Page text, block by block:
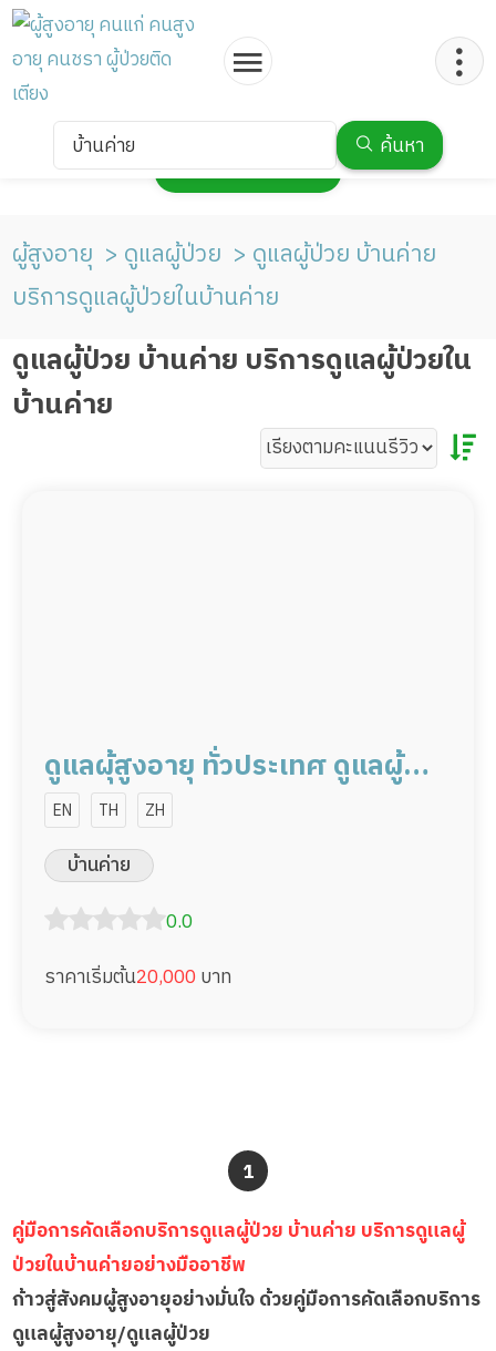
บ้านค่าย ค้นหา
กดเพื่อแสดงแผนที่
ผู้สูงอายุ ดูแลผู้ป่วย
ดูแลผู้ป่วย บ้านค่าย
บริการดูแลผู้ป่วยในบ้านค่าย
ดูแลผู้ป่วย บ้านค่าย บริการดูแลผู้ป่วยใน
บ้านค่าย
ดูแลผุ้สูงอายุ ทั่วประเทศ ดูแลผู้
ป่วย 20,000/เดือน มืออาชีพ ได้
ภาษา รับต่างชาติ
EN TH ZH
บ้านค่าย
0.0
ราคาเริ่มต้น20,000 บาท
1
คู่มือการคัดเลือกบริการดูแลผู้ป่วย บ้านค่าย บริการดูแลผู้
ป่วยในบ้านค่ายอย่างมืออาชีพ
ก้าวสู่สังคมผู้สูงอายุอย่างมั่นใจ ด้วยคู่มือการคัดเลือกบริการ
ดูแลผู้สูงอายุ/ดูแลผู้ป่วย